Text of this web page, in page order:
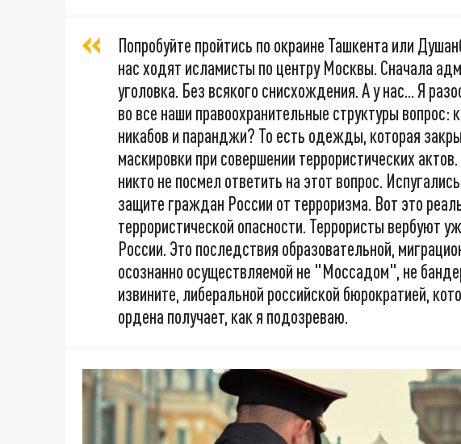
Попробуйте пройтись по окраине Ташкента или
нас ходят исламисты по центру Москвы. Сначала
уголовка. Без всякого снисхождения. А у нас... Я
во все наши правоохранительные структуры вопрос:
никабов и паранджи? То есть одежды, которая
маскировки при совершении террористических
никто не посмел ответить на этот вопрос.
защите граждан России от терроризма. Вот это
террористической опасности. Террористы вербуют
России. Это последствия образовательной,
осознанно осуществляемой не "Моссадом", не
извините, либеральной российской бюрократией,
ордена получает, как я подозреваю.